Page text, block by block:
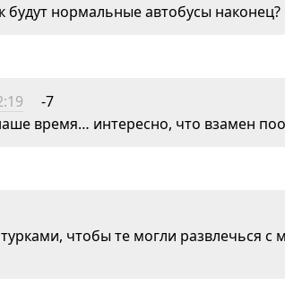
нормальные автобусы наконец?
-7
время… интересно, что взамен
чтобы те могли развлечься с